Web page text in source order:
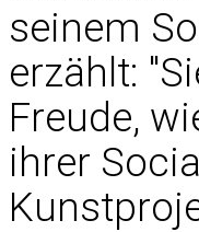
seinem
erzählt:
Freude,
ihrer